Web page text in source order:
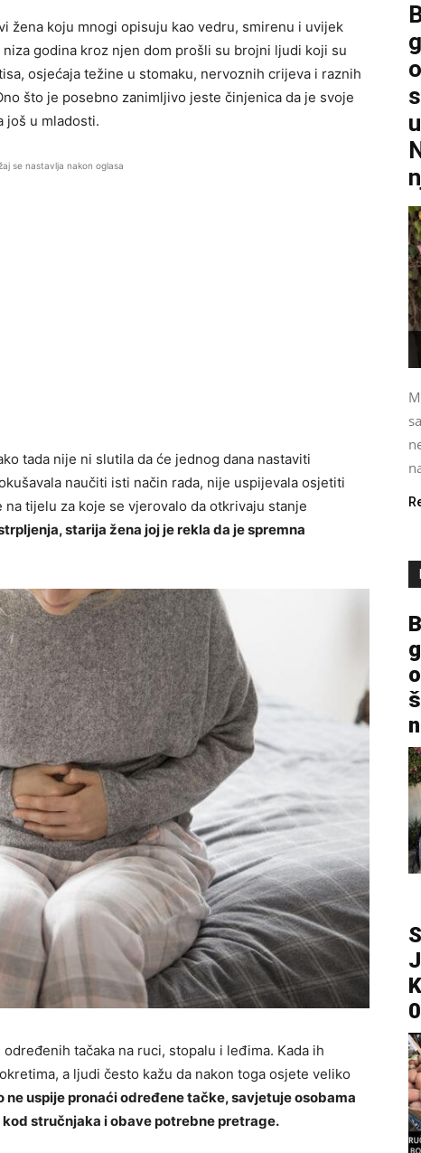
žena koju mnogi opisuju kao vedru, smirenu i uvijek
godina kroz njen dom prošli su brojni ljudi koji su
osjećaja težine u stomaku, nervoznih crijeva i raznih
što je posebno zanimljivo jeste činjenica da je svoje
još u mladosti.
se nastavlja nakon oglasa
tada nije ni slutila da će jednog dana nastaviti
naučiti isti način rada, nije uspijevala osjetiti
tijelu za koje se vjerovalo da otkrivaju stanje
starija žena joj je rekla da je spremna
tačaka na ruci, stopalu i leđima. Kada ih
a ljudi često kažu da nakon toga osjete veliko
ne uspije pronaći određene tačke, savjetuje osobama
stručnjaka i obave potrebne pretrage.